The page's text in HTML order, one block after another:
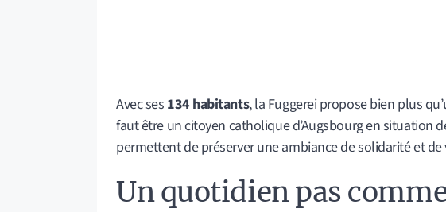
Avec ses 134 habitants, la Fuggerei propose bien plus
faut être un citoyen catholique d’Augsbourg en situation
permettent de préserver une ambiance de solidarité et
Un quotidien pas